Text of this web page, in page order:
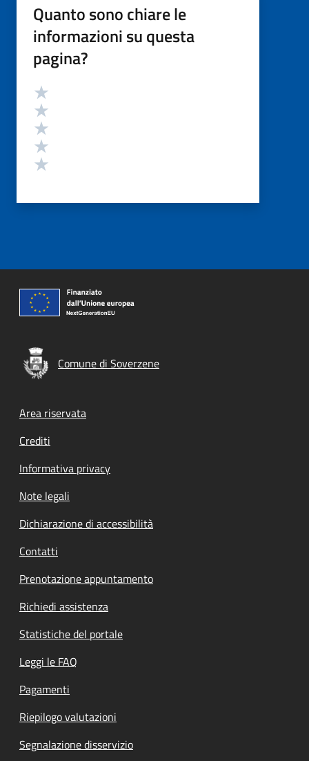
Quanto sono chiare le
informazioni su questa
pagina?
Valutazione
Comune di Soverzene
Footer menu
Area riservata
Crediti
Informativa privacy
Note legali
Dichiarazione di accessibilità
Contatti
Prenotazione appuntamento
Richiedi assistenza
Statistiche del portale
Leggi le FAQ
Pagamenti
Riepilogo valutazioni
Segnalazione disservizio